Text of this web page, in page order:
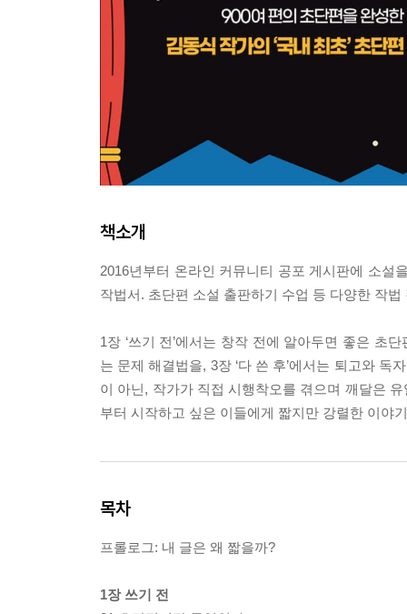
책소개
2016년부터 온라인 커뮤니티 공포 게시판에 소설
작법서. 초단편 소설 출판하기 수업 등 다양한 작
1장 ‘쓰기 전’에서는 창작 전에 알아두면 좋은 초
는 문제 해결법을, 3장 ‘다 쓴 후’에서는 퇴고와
이 아닌, 작가가 직접 시행착오를 겪으며 깨달은
부터 시작하고 싶은 이들에게 짧지만 강렬한 이야
목차
프롤로그: 내 글은 왜 짧을까?
1장 쓰기 전